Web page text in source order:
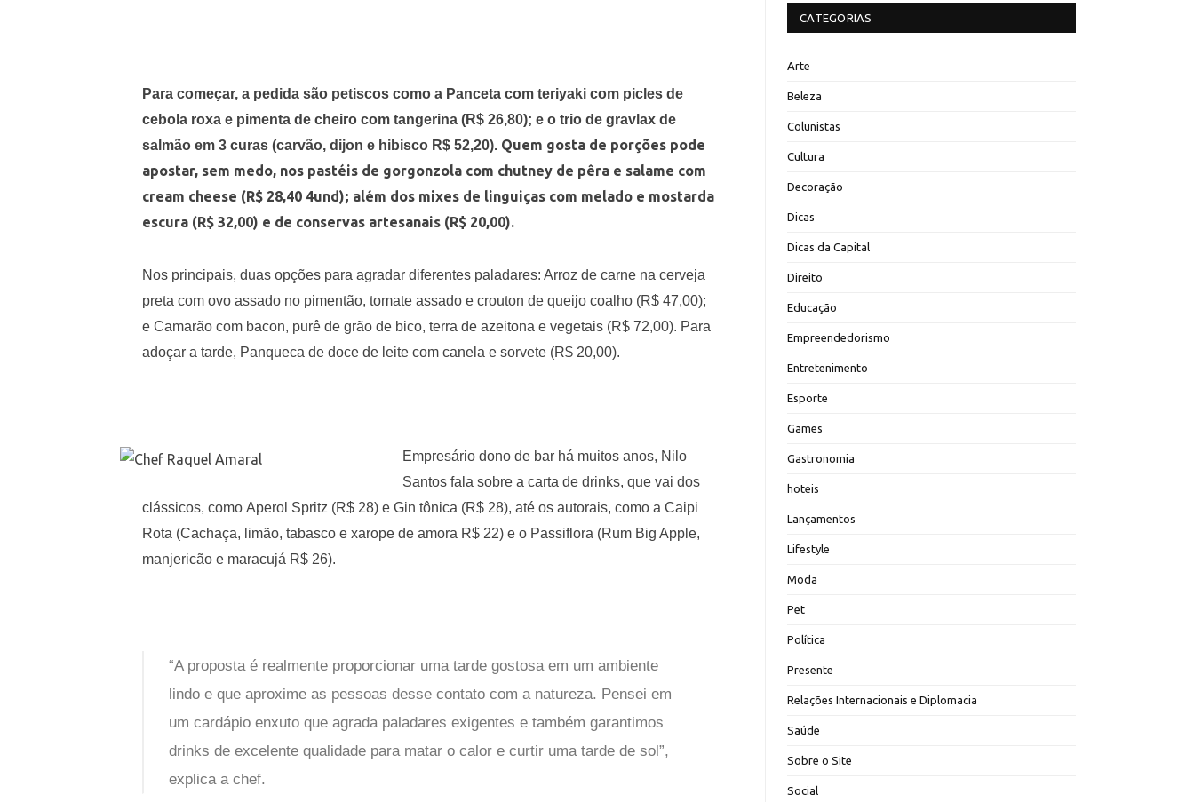
Para começar, a pedida são petiscos como a Panceta com teriyaki com picles de
cebola roxa e pimenta de cheiro com tangerina (R$ 26,80); e o trio de gravlax de
salmão em 3 curas (carvão, dijon e hibisco R$ 52,20). Quem gosta de porções pode
apostar, sem medo, nos pastéis de gorgonzola com chutney de pêra e salame com
cream cheese (R$ 28,40 4und); além dos mixes de linguiças com melado e mostarda
escura (R$ 32,00) e de conservas artesanais (R$ 20,00).
Nos principais, duas opções para agradar diferentes paladares: Arroz de carne na cerveja
preta com ovo assado no pimentão, tomate assado e crouton de queijo coalho (R$ 47,00);
e Camarão com bacon, purê de grão de bico, terra de azeitona e vegetais (R$ 72,00). Para
adoçar a tarde, Panqueca de doce de leite com canela e sorvete (R$ 20,00).
Empresário dono de bar há muitos anos, Nilo
Santos fala sobre a carta de drinks, que vai dos
clássicos, como Aperol Spritz (R$ 28) e Gin tônica (R$ 28), até os autorais, como a Caipi
Rota (Cachaça, limão, tabasco e xarope de amora R$ 22) e o Passiflora (Rum Big Apple,
manjericão e maracujá R$ 26).
“A proposta é realmente proporcionar uma tarde gostosa em um ambiente
lindo e que aproxime as pessoas desse contato com a natureza. Pensei em
um cardápio enxuto que agrada paladares exigentes e também garantimos
drinks de excelente qualidade para matar o calor e curtir uma tarde de sol”,
explica a chef.
CATEGORIAS
Arte
Beleza
Colunistas
Cultura
Decoração
Dicas
Dicas da Capital
Direito
Educação
Empreendedorismo
Entretenimento
Esporte
Games
Gastronomia
hoteis
Lançamentos
Lifestyle
Moda
Pet
Política
Presente
Relações Internacionais e Diplomacia
Saúde
Sobre o Site
Social